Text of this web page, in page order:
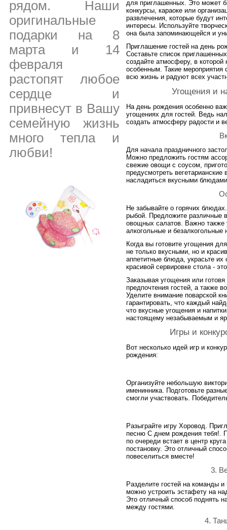
рядом. Наши
оригинальные
подарки на 8
марта и 14
февраля
растопят любое
сердце и
привнесут в Вашу
семейную жизнь
много тепла и
любви!
для приглашенных. Это может
конкурсы, караоке или
развлечения, которые будут
интересы. Используйте
она была запоминающейся и
Приглашение гостей на день
Составьте список
создайте атмосферу, в которой
особенным. Такие
всю жизнь и радуют всех
Угощения и
На день рождения особенно
угощениях для гостей. Ведь
создать атмосферу радости и
Для начала праздничного
Можно предложить гостям
свежие овощи с соусом,
предусмотреть
насладиться вкусными
Не забывайте о горячих
рыбой. Предложите различные
овощных салатов. Важно также
алкогольные и безалкогольные
Когда вы готовите угощения
не только вкусными, но и
аппетитные блюда, украсьте
красивой сервировке стола -
Заказывая угощения или
предпочтения гостей, а также
Уделите внимание поварской
гарантировать, что каждый
что вкусные угощения и
настоящему незабываемым и
Игры и
Вот несколько идей игр и
рождения:
Организуйте небольшую
именинника. Подготовьте
смогли участвовать.
Разыграйте игру Хоровод.
песню С днем рождения тебя!.
по очереди встает в центр
постановку. Это отличный
повеселиться вместе!
3.
Разделите гостей на команды
можно устроить эстафету на
Это отличный способ поднять
между гостями.
4.